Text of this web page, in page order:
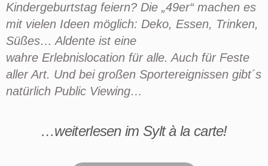
Kindergeburtstag feiern? Die „49er“ machen es
mit vielen Ideen möglich: Deko, Essen, Trinken,
Süßes… Aldente ist eine
wahre Erlebnislocation für alle. Auch für Feste
aller Art. Und bei großen Sportereignissen gibt´s
natürlich Public Viewing…
…weiterlesen im Sylt à la carte!